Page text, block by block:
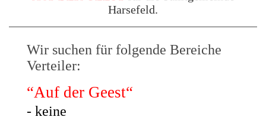
Harsefeld.
Wir suchen für folgende Bereiche
Verteiler:
“Auf der Geest“
- keine